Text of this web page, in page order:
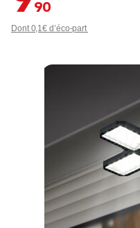
Dont 0,1€ d’éco-part